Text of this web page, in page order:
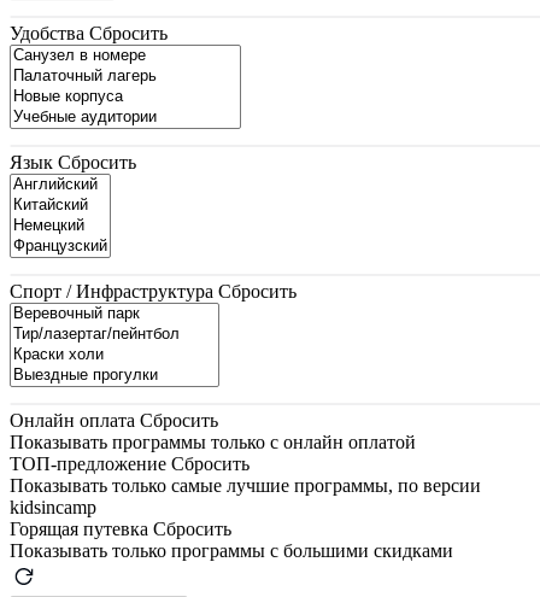
Удобства Сбросить
Язык Сбросить
Спорт / Инфраструктура Сбросить
Онлайн оплата Сбросить
Показывать программы только с онлайн оплатой
ТОП-предложение Сбросить
Показывать только самые лучшие программы, по версии
kidsincamp
Горящая путевка Сбросить
Показывать только программы с большими скидками